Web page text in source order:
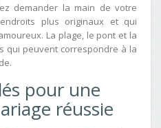
demander la main de votre
plus originaux et qui
La plage, le pont et la
qui peuvent correspondre à la
pour une
réussie